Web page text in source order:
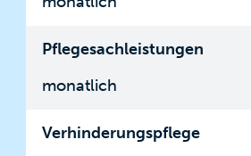
Pflegesachleistungen
monatlich
Verhinderungspflege